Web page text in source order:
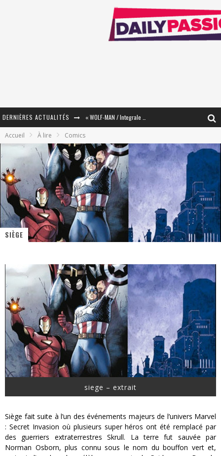
DERNIÈRES ACTUALITÉS
« Mon Village Révolté » - Combattre un Projet !
Star Fox
PsyRiver 2026 : la magie revient sur les rives de l’Aar
« MOFUSAND / Parler Japonais » – Des Expressions Pratiques !
Assassin's Creed Black Flag Resynced
« Le Vent dand les Saules » - Une Belle Histoire !
Accueil À lire Comics
SIÈGE
siege – extrait
Siège fait suite à l’un des événements majeurs de l’univers Marvel
: Secret Invasion où plusieurs super héros ont été remplacé par
des guerriers extraterrestres Skrull. La terre fut sauvée par
Norman Osborn, plus connu sous le nom du bouffon vert et,